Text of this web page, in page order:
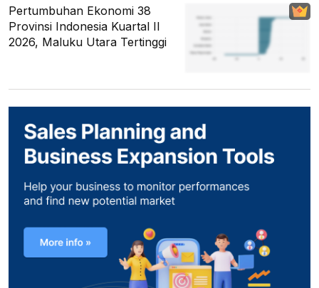
Pertumbuhan Ekonomi 38
Provinsi Indonesia Kuartal II
2026, Maluku Utara Tertinggi